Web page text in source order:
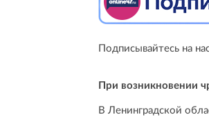
Подписывайтесь на
При возникновении
В Ленинградской